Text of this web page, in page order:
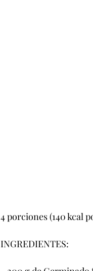
4 porciones (140 kcal
INGREDIENTES: